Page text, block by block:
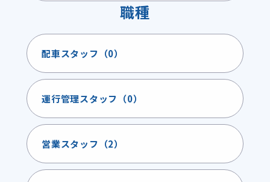
職種
配車スタッフ（0）
運行管理スタッフ（0）
営業スタッフ（2）